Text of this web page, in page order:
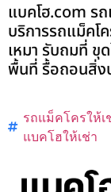
แบคโฮ.com ร
บริการรถแม็คโ
เหมา รับถมที่ ขุ
พื้นที่ รื้อถอนสิ่ง
รถแม็คโครให้เ
แบคโฮให้เช่า